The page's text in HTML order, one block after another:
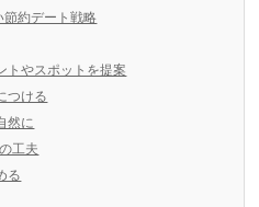
節約デート戦略
トやスポットを提案
つける
然に
工夫
る